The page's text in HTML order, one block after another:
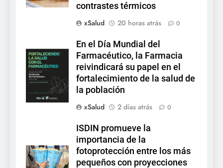
contrastes térmicos
xSalud
20 horas atrás 0
En el Día Mundial del
Farmacéutico, la Farmacia
reivindicará su papel en el
fortalecimiento de la salud de
la población
xSalud
2 días atrás 0
ISDIN promueve la
importancia de la
fotoprotección entre los más
pequeños con proyecciones